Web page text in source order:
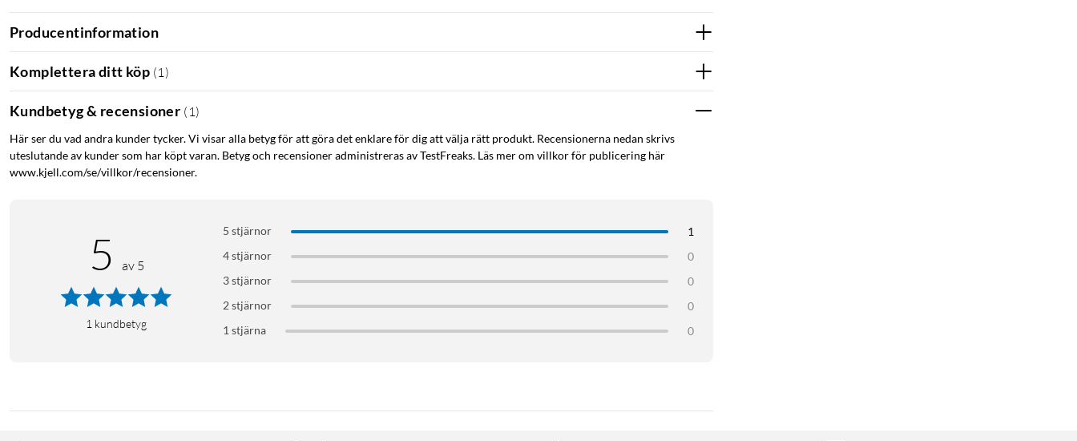
Producentinformation
Komplettera ditt köp (1 )
Kundbetyg & recensioner ( 1 )
Här ser du vad andra kunder tycker. Vi visar alla betyg för att göra det enklare för dig att välja rätt produkt. Recensionerna nedan skrivs
uteslutande av kunder som har köpt varan. Betyg och recensioner administreras av TestFreaks. Läs mer om villkor för publicering här
www.kjell.com/se/villkor/recensioner.
5 av 5
1 kundbetyg
5 stjärnor
1
4 stjärnor
0
3 stjärnor
0
2 stjärnor
0
1 stjärna
0